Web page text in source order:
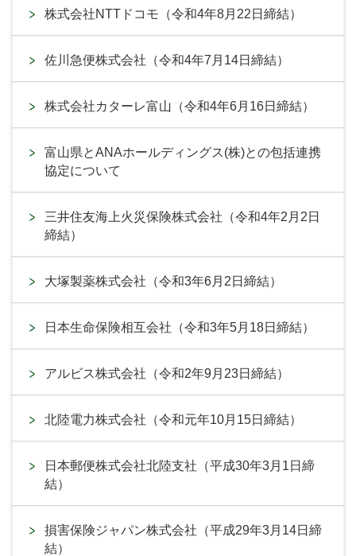
株式会社NTTドコモ（令和4年8月22日締結）
佐川急便株式会社（令和4年7月14日締結）
株式会社カターレ富山（令和4年6月16日締結）
富山県とANAホールディングス(株)との包括連携
協定について
三井住友海上火災保険株式会社（令和4年2月2日
締結）
大塚製薬株式会社（令和3年6月2日締結）
日本生命保険相互会社（令和3年5月18日締結）
アルビス株式会社（令和2年9月23日締結）
北陸電力株式会社（令和元年10月15日締結）
日本郵便株式会社北陸支社（平成30年3月1日締
結）
損害保険ジャパン株式会社（平成29年3月14日締
結）